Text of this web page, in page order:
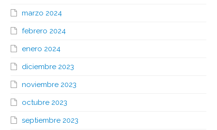
marzo 2024
febrero 2024
enero 2024
diciembre 2023
noviembre 2023
octubre 2023
septiembre 2023